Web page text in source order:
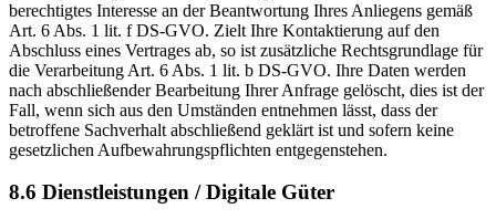
berechtigtes Interesse an der Beantwortung Ihres Anliegens gemäß
Art. 6 Abs. 1 lit. f DS-GVO. Zielt Ihre Kontaktierung auf den
Abschluss eines Vertrages ab, so ist zusätzliche Rechtsgrundlage für
die Verarbeitung Art. 6 Abs. 1 lit. b DS-GVO. Ihre Daten werden
nach abschließender Bearbeitung Ihrer Anfrage gelöscht, dies ist der
Fall, wenn sich aus den Umständen entnehmen lässt, dass der
betroffene Sachverhalt abschließend geklärt ist und sofern keine
gesetzlichen Aufbewahrungspflichten entgegenstehen.
8.6 Dienstleistungen / Digitale Güter